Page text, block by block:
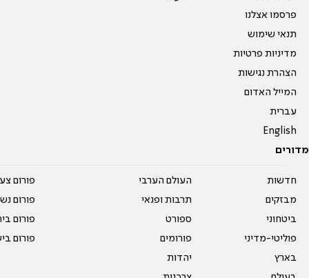
פרסמו אצלנו
תנאי שימוש
מדיניות פרטיות
הצהרת נגישות
המייל האדום
עברית
English
מדורים
חדשות
מבזקים
ביטחוני
פוליטי-מדיני
בארץ
העולם הערבי
תרבות ופנאי
ספורט
פורומים
יהדות
פורום
פורום
פורום
פורום